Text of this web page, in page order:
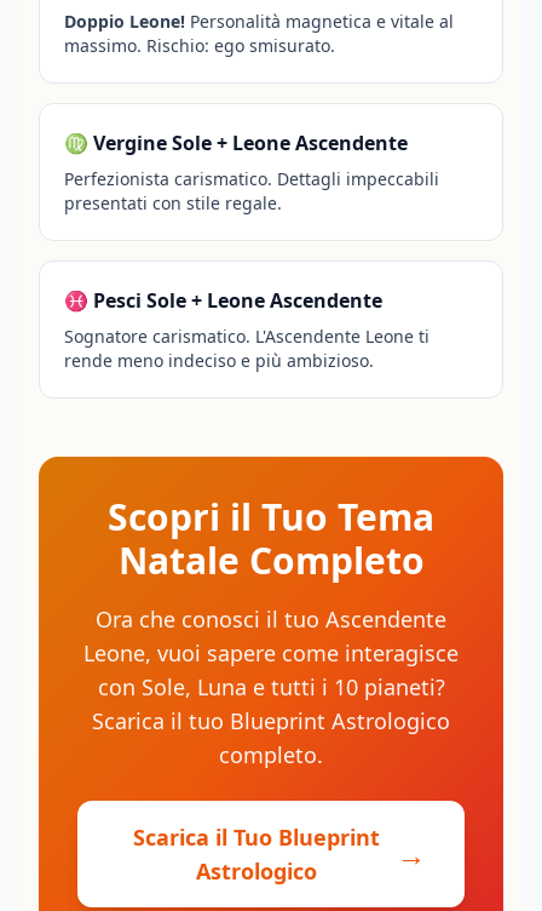
Doppio Leone! Personalità magnetica e vitale al
massimo. Rischio: ego smisurato.
♍ Vergine Sole + Leone Ascendente
Perfezionista carismatico. Dettagli impeccabili
presentati con stile regale.
♓ Pesci Sole + Leone Ascendente
Sognatore carismatico. L'Ascendente Leone ti
rende meno indeciso e più ambizioso.
Scopri il Tuo Tema
Natale Completo
Ora che conosci il tuo Ascendente
Leone, vuoi sapere come interagisce
con Sole, Luna e tutti i 10 pianeti?
Scarica il tuo Blueprint Astrologico
completo.
Scarica il Tuo Blueprint
Astrologico
→